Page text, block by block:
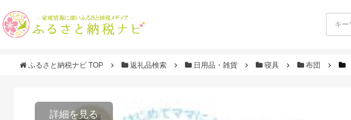
ふるさと納税ナビ TOP 返礼品検索 日用品・雑貨 寝具 布団
詳細を見る